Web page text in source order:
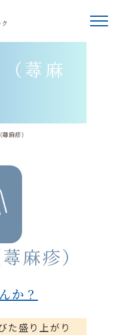
メニ
蕁麻
麻疹）
麻疹）
か？
た盛り上がり